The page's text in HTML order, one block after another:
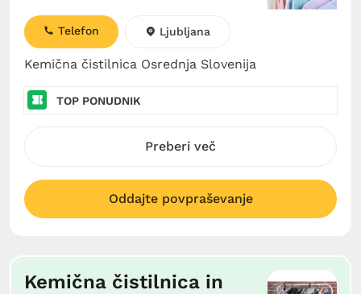
Kemična čistilnica Osrednja Slovenija
Telefon Ljubljana
TOP PONUDNIK
Preberi več
Oddajte povpraševanje
Kemična čistilnica in